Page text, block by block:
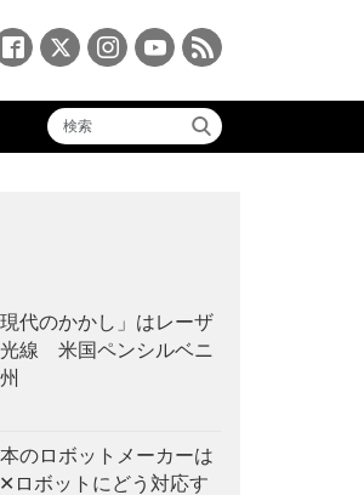
現代のかかし」はレーザ
線 米国ペンシルベニ
のロボットメーカーは
ロボットにどう対応す